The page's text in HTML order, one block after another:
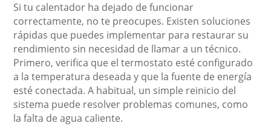
Si tu calentador ha dejado de funcionar
correctamente, no te preocupes. Existen soluciones
rápidas que puedes implementar para restaurar su
rendimiento sin necesidad de llamar a un técnico.
Primero, verifica que el termostato esté configurado
a la temperatura deseada y que la fuente de energía
esté conectada. A habitual, un simple reinicio del
sistema puede resolver problemas comunes, como
la falta de agua caliente.